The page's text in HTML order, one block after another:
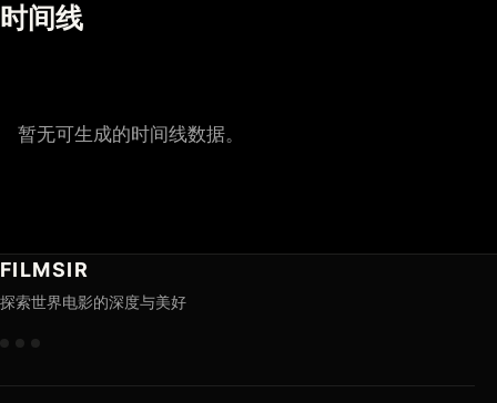
时间线
暂无可生成的时间线数据。
FILMSIR
探索世界电影的深度与美好